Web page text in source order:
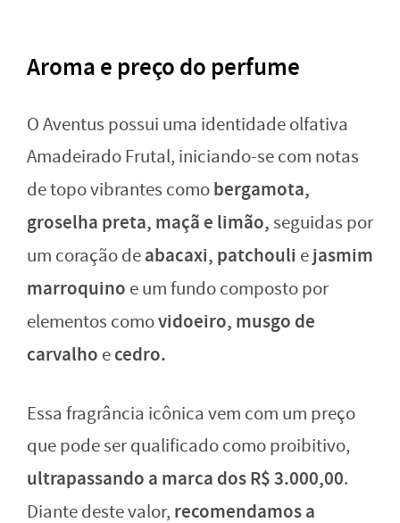
Aroma e preço do perfume
O Aventus possui uma identidade olfativa
Amadeirado Frutal, iniciando-se com notas
de topo vibrantes comobergamota,
groselha preta, maçã e limão,seguidas por
um coração deabacaxi, patchouli ejasmim
marroquino e um fundo composto por
elementos comovidoeiro, musgo de
carvalho ecedro.
Essa fragrância icônica vem com um preço
que pode ser qualificado como proibitivo,
ultrapassando a marca dos R$ 3.000,00.
Diante deste valor, recomendamos a